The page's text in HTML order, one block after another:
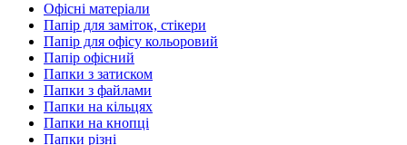
Офісні матеріали
Папір для заміток, стікери
Папір для офісу кольоровий
Папір офісний
Папки з затиском
Папки з файлами
Папки на кільцях
Папки на кнопці
Папки різні